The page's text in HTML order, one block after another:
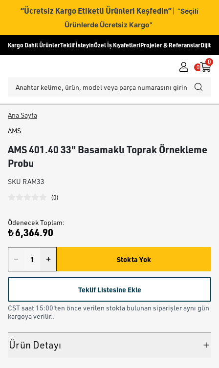
“Ücretsiz Kargo Etiketli Ürünleri Keşfedin” | “Seçili
Ürünlerde Ücretsiz Kargo”
Kargo Dahil ÜrünlerTeklif İsteyinÖzel İş KıyafetleriProjeler & ReferanslarDijital
0
0
Ana Sayfa
AMS
AMS 401.40 33" Basamaklı Toprak Örnekleme
Probu
SKU RAM33
(0)
Ödenecek Toplam:
₺ 6,364.90
Stokta Yok
Teklif Listesine Ekle
CST saat 15:00'ten önce verilen stokta bulunan siparişler aynı gün
kargoya verilir..
Ürün Detayı